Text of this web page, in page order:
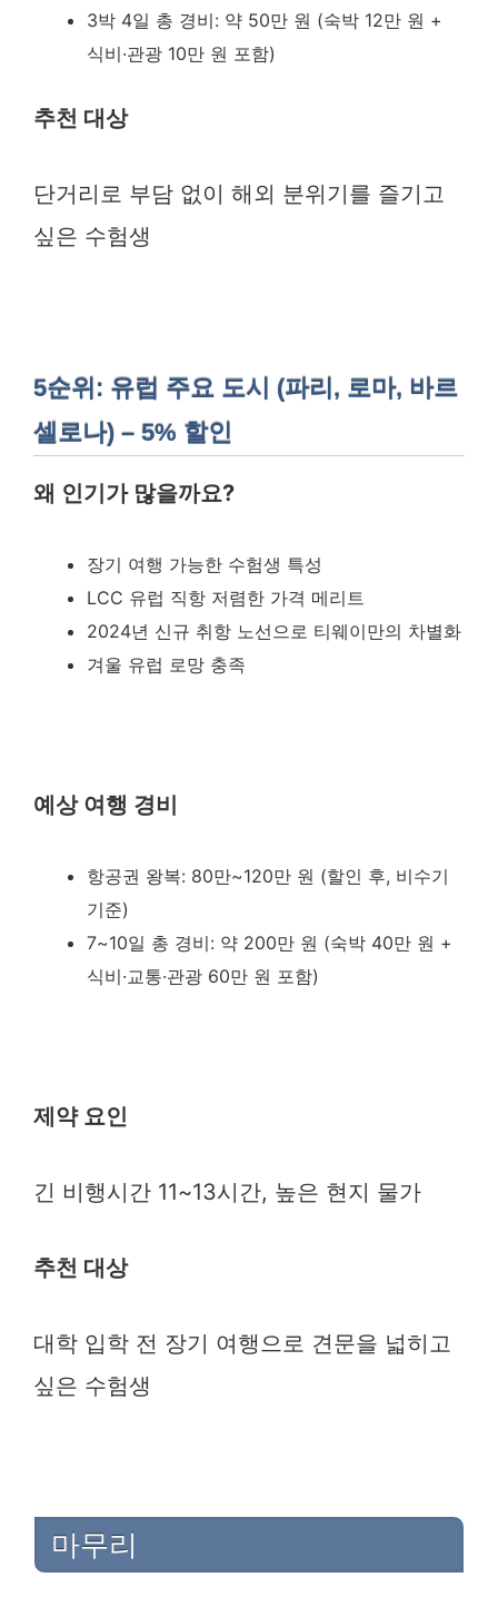
3박 4일 총 경비: 약 50만 원 (숙박 12만 원 +
식비·관광 10만 원 포함)
추천 대상
단거리로 부담 없이 해외 분위기를 즐기고
싶은 수험생
5순위: 유럽 주요 도시 (파리, 로마, 바르
셀로나) – 5% 할인
왜 인기가 많을까요?
장기 여행 가능한 수험생 특성
LCC 유럽 직항 저렴한 가격 메리트
2024년 신규 취항 노선으로 티웨이만의 차별화
겨울 유럽 로망 충족
예상 여행 경비
항공권 왕복: 80만~120만 원 (할인 후, 비수기
기준)
7~10일 총 경비: 약 200만 원 (숙박 40만 원 +
식비·교통·관광 60만 원 포함)
제약 요인
긴 비행시간 11~13시간, 높은 현지 물가
추천 대상
대학 입학 전 장기 여행으로 견문을 넓히고
싶은 수험생
마무리